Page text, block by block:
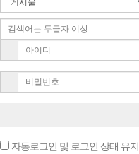
자동로그인 및 로그인 상태 유지